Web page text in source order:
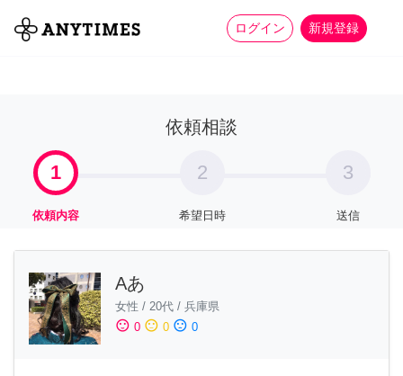
ログイン 新規登録
全て 家事 more_horiz
依頼相談
1
依頼内容
2
希望日時
3
送信
Aあ
女性 / 20代 / 兵庫県
sentiment_satisfied 0 sentiment_neutral 0 sentiment_dissatisfied 0